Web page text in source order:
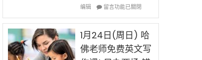
OPT
開
中
申
請
H-
1B
簽
證
编辑
在
任
在
即
移
留言功能已關閉
1月24日(周日) 哈
佛老师免费英文写